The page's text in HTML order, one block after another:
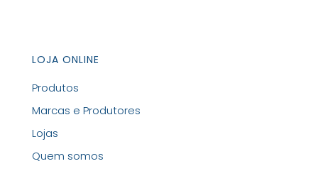
LOJA ONLINE
Produtos
Marcas e Produtores
Lojas
Quem somos